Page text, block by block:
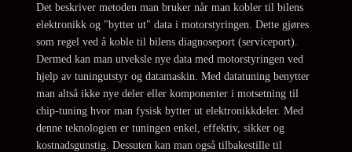
Det beskriver metoden man bruker når man kobler til bilens
elektronikk og "bytter ut" data i motorstyringen. Dette gjøres
som regel ved å koble til bilens diagnoseport (serviceport).
Dermed kan man utveksle nye data med motorstyringen ved
hjelp av tuningutstyr og datamaskin. Med datatuning benytter
man altså ikke nye deler eller komponenter i motsetning til
chip-tuning hvor man fysisk bytter ut elektronikkdeler. Med
denne teknologien er tuningen enkel, effektiv, sikker og
kostnadsgunstig. Dessuten kan man også tilbakestille til